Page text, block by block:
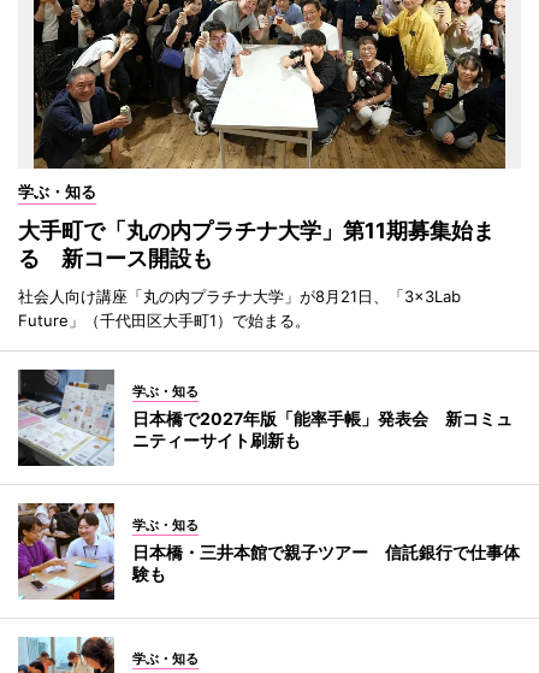
学ぶ・知る
大手町で「丸の内プラチナ大学」第11期募集始ま
る 新コース開設も
社会人向け講座「丸の内プラチナ大学」が8月21日、「3×3Lab
Future」（千代田区大手町1）で始まる。
学ぶ・知る
日本橋で2027年版「能率手帳」発表会 新コミュ
ニティーサイト刷新も
学ぶ・知る
日本橋・三井本館で親子ツアー 信託銀行で仕事体
験も
学ぶ・知る